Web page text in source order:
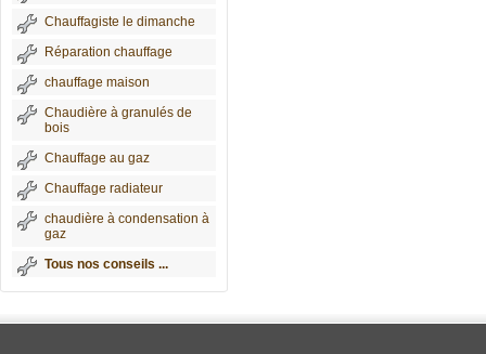
Chauffagiste le dimanche
Réparation chauffage
chauffage maison
Chaudière à granulés de
bois
Chauffage au gaz
Chauffage radiateur
chaudière à condensation à
gaz
Tous nos conseils ...